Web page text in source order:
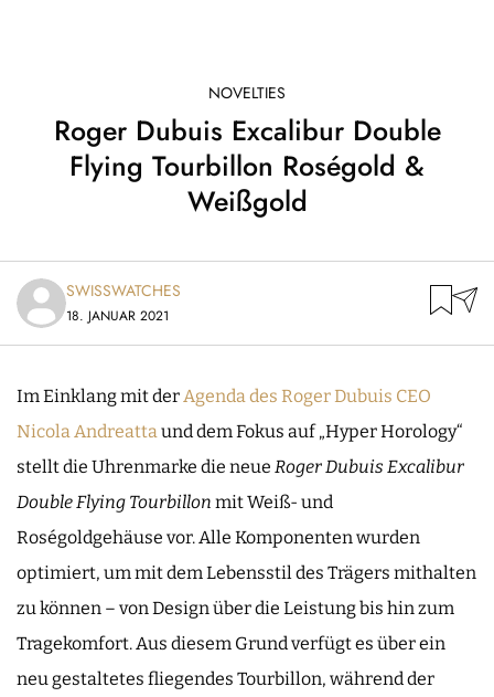
NOVELTIES
Roger Dubuis Excalibur Double
Flying Tourbillon Roségold &
Weißgold
SWISSWATCHES
18. JANUAR 2021
Im Einklang mit der Agenda des Roger Dubuis CEO
Nicola Andreatta und dem Fokus auf „Hyper Horology“
stellt die Uhrenmarke die neue Roger Dubuis Excalibur
Double Flying Tourbillon mit Weiß- und
Roségoldgehäuse vor. Alle Komponenten wurden
optimiert, um mit dem Lebensstil des Trägers mithalten
zu können – von Design über die Leistung bis hin zum
Tragekomfort. Aus diesem Grund verfügt es über ein
neu gestaltetes fliegendes Tourbillon, während der